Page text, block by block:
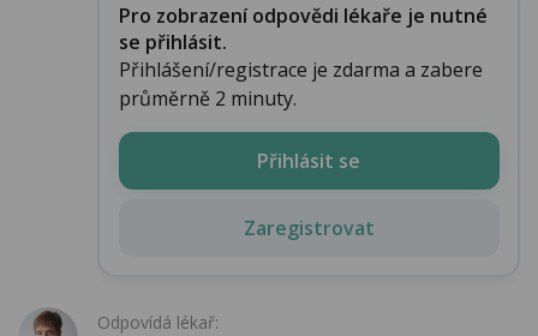
Pro zobrazení odpovědi lékaře je nutné
se přihlásit.
Přihlášení/registrace je zdarma a zabere
průměrně 2 minuty.
Přihlásit se
Zaregistrovat
Odpovídá lékař: